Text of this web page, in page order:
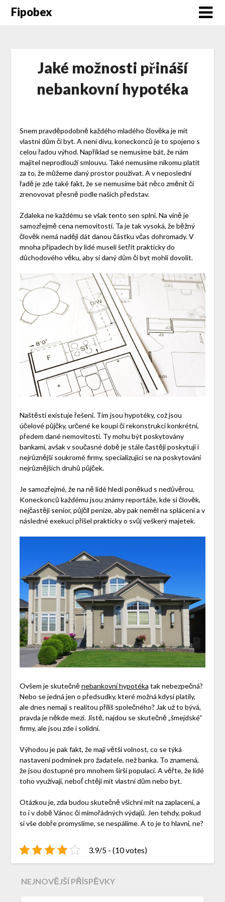
Fipobex
Jaké možnosti přináší
nebankovní hypotéka
Snem pravděpodobně každého mladého člověka je mít
vlastní dům či byt. A není divu, koneckonců je to spojeno s
celou řadou výhod. Například se nemusíme bát, že nám
majitel neprodlouží smlouvu. Také nemusíme nikomu platit
za to, že můžeme daný prostor používat. A v neposlední
řadě je zde také fakt, že se nemusíme bát něco změnit či
zrenovovat přesně podle našich představ.
Zdaleka ne každému se však tento sen splní. Na vině je
samozřejmě cena nemovitostí. Ta je tak vysoká, že běžný
člověk nemá naději dát danou částku včas dohromady. V
mnoha případech by lidé museli šetřit prakticky do
důchodového věku, aby si daný dům či byt mohli dovolit.
Naštěstí existuje řešení. Tím jsou hypotéky, což jsou
účelové půjčky, určené ke koupi či rekonstrukci konkrétní,
předem dané nemovitosti. Ty mohu být poskytovány
bankami, avšak v současné době je stále častěji poskytují i
nejrůznější soukromé firmy, specializující se na poskytování
nejrůznějších druhů půjček.
Je samozřejmé, že na ně lidé hledí poněkud s nedůvěrou.
Koneckonců každému jsou známy reportáže, kde si člověk,
nejčastěji senior, půjčil peníze, aby pak neměl na splácení a v
následné exekuci přišel prakticky o svůj veškerý majetek.
Ovšem je skutečněnebankovní hypotéka tak nebezpečná?
Nebo se jedná jen o předsudky, které možná kdysi platily,
ale dnes nemají s realitou příliš společného? Jak už to bývá,
pravda je někde mezi. Jistě, najdou se skutečně „šmejdské“
firmy, ale jsou zde i solidní.
Výhodou je pak fakt, že mají větší volnost, co se týká
nastavení podmínek pro žadatele, než banka. To znamená,
že jsou dostupné pro mnohem širší populaci. A věřte, že lidé
toho využívají, neboť chtějí mít vlastní dům nebo byt.
Otázkou je, zda budou skutečně všichni mít na zaplacení, a
to i v době Vánoc či mimořádných výdajů. Jen tehdy, pokud
si vše dobře promyslíme, se nespálíme. A to je to hlavní, ne?
3.9/5 - (10 votes)
NEJNOVĚJŠÍ PŘÍSPĚVKY